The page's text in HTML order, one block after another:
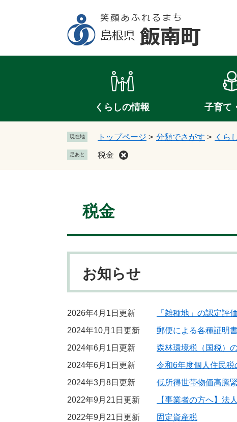
先
を
くらしの情報 子育て
現在地 トップページ > 分類でさがす > くら
足あと 税金
税金
お知らせ
2026年4月1日更新
「雑種地」の認定評
2024年10月1日更新
郵便による各種証明
2024年6月1日更新
森林環境税（国税）
2024年6月1日更新
令和6年度個人住民税
2024年3月8日更新
低所得世帯物価高騰
2022年9月21日更新
【事業者の方へ】法
2022年9月21日更新
固定資産税